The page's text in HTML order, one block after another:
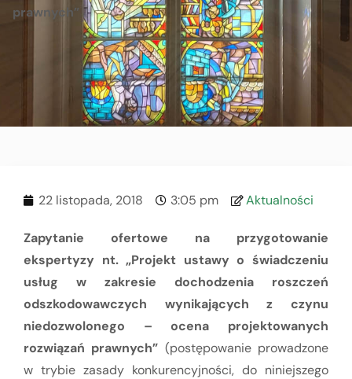
prawnych”
22 listopada, 2018 3:05 pm Aktualności
Zapytanie ofertowe na przygotowanie
ekspertyzy nt. „Projekt ustawy o świadczeniu
usług w zakresie dochodzenia roszczeń
odszkodowawczych wynikających z czynu
niedozwolonego – ocena projektowanych
rozwiązań prawnych” (postępowanie prowadzone
w trybie zasady konkurencyjności, do niniejszego